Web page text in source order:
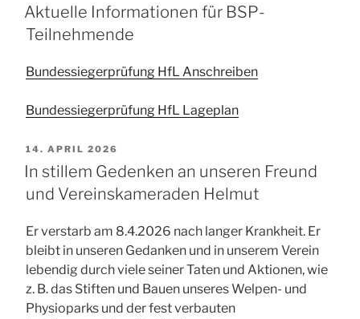
AM
Aktuelle Informationen für BSP-
Teilnehmende
Bundessiegerprüfung HfL Anschreiben
Bundessiegerprüfung HfL Lageplan
VERÖFFENTLICHT
AM
14. APRIL 2026
In stillem Gedenken an unseren Freund
und Vereinskameraden Helmut
Er verstarb am 8.4.2026 nach langer Krankheit. Er
bleibt in unseren Gedanken und in unserem Verein
lebendig durch viele seiner Taten und Aktionen, wie
z. B. das Stiften und Bauen unseres Welpen- und
Physioparks und der fest verbauten